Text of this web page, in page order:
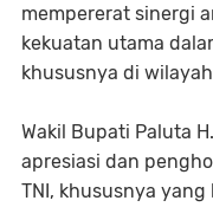
mempererat sinergi
kekuatan utama
khususnya di
Wakil Bupati Paluta
apresiasi dan
TNI, khususnya